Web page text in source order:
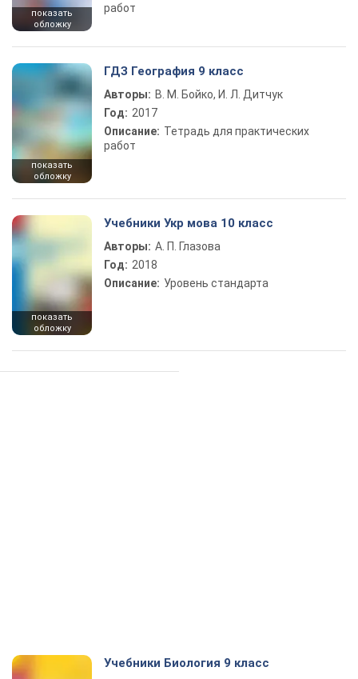
показать
обложку
работ
показать
обложку
ГДЗ География 9 класс
Авторы: В. М. Бойко, И. Л. Дитчук
Год: 2017
Описание: Тетрадь для практических
работ
показать
обложку
Учебники Укр мова 10 класс
Авторы: А. П. Глазова
Год: 2018
Описание: Уровень стандарта
Учебники Биология 9 класс